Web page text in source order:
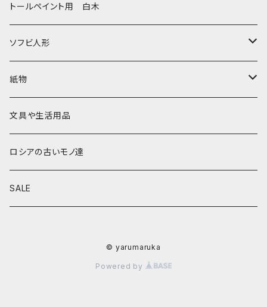
その他のマトショーシカ
キーロフの子達
エレナ・イワンツォワ
バローニナ・マリヤ
ヴィクトル・ニキーチン
その他
白樺靴
白樺その他
キッチン
イースターエッグ
小物入れ・ボトルケース
置物
カラクリおもちゃ
キーホルダー他
ゴロジェッツ
ジョストボ
グジェリ
キッチンクロス
ソビエトデザイン 昔の布
切り売り布・リボン
その他
トールペイント用 白木
ソフビ人形
現代物
ソビエト時代モノ等
紙物
本類
お祝い封筒
カード類
文具や生活用品
ロシアの古いモノ達
SALE
© yarumaruka
Powered by